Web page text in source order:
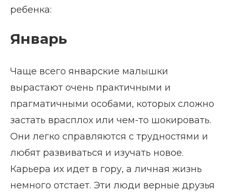
ребенка:
Январь
Чаще всего январские малышки
вырастают очень практичными и
прагматичными особами, которых сложно
застать врасплох или чем-то шокировать.
Они легко справляются с трудностями и
любят развиваться и изучать новое.
Карьера их идет в гору, а личная жизнь
немного отстает. Эти люди верные друзья